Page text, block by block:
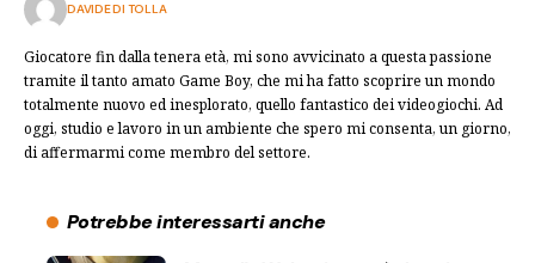
DAVIDE DI TOLLA
Giocatore fin dalla tenera età, mi sono avvicinato a questa passione
tramite il tanto amato Game Boy, che mi ha fatto scoprire un mondo
totalmente nuovo ed inesplorato, quello fantastico dei videogiochi. Ad
oggi, studio e lavoro in un ambiente che spero mi consenta, un giorno,
di affermarmi come membro del settore.
Potrebbe interessarti anche